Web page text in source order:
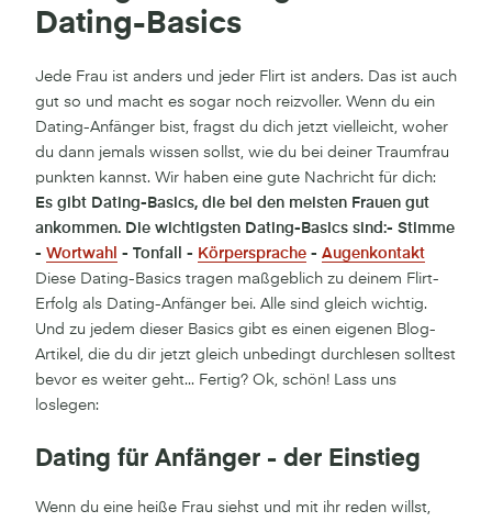
Dating-Basics
Jede Frau ist anders und jeder Flirt ist anders. Das ist auch
gut so und macht es sogar noch reizvoller. Wenn du ein
Dating-Anfänger bist, fragst du dich jetzt vielleicht, woher
du dann jemals wissen sollst, wie du bei deiner Traumfrau
punkten kannst. Wir haben eine gute Nachricht für dich:
Es gibt Dating-Basics, die bei den meisten Frauen gut
ankommen. Die wichtigsten Dating-Basics sind:- Stimme
- Wortwahl - Tonfall - Körpersprache - Augenkontakt
Diese Dating-Basics tragen maßgeblich zu deinem Flirt-
Erfolg als Dating-Anfänger bei. Alle sind gleich wichtig.
Und zu jedem dieser Basics gibt es einen eigenen Blog-
Artikel, die du dir jetzt gleich unbedingt durchlesen solltest
bevor es weiter geht... Fertig? Ok, schön! Lass uns
loslegen:
Dating für Anfänger - der Einstieg
Wenn du eine heiße Frau siehst und mit ihr reden willst,